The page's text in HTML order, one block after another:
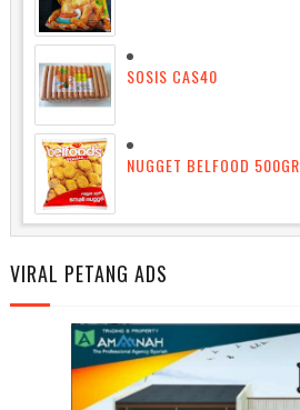
SOSIS CAS40
NUGGET BELFOOD 500GR
VIRAL PETANG ADS